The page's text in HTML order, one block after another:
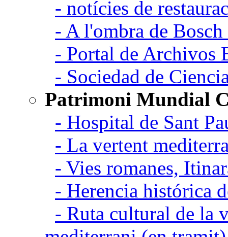
- notícies de
- A l'ombra de
- Portal de Archivos
- Sociedad de
Patrimoni Mundial
- Hospital de Sant
- La vertent
- Vies romanes,
- Herencia histórica
- Ruta cultural de la